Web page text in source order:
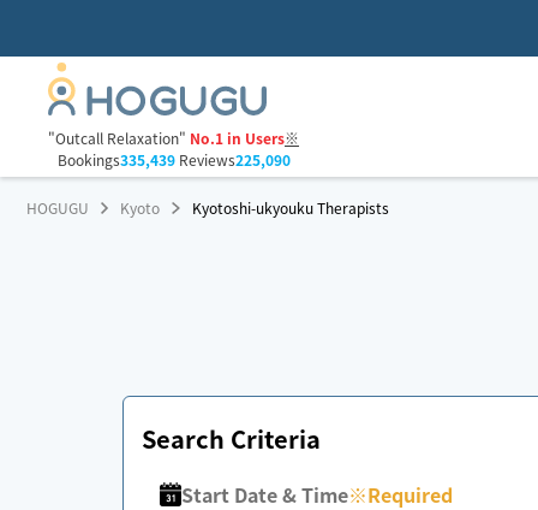
"Outcall Relaxation" No.1 in Users※
Bookings335,439Reviews225,090
HOGUGU Kyoto Kyotoshi-ukyouku Therapists
Search Criteria
Start Date & Time※Required